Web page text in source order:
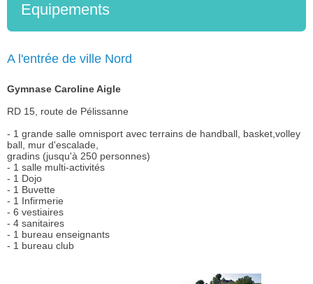
Equipements
A l'entrée de ville Nord
Gymnase Caroline Aigle
RD 15, route de Pélissanne
- 1 grande salle omnisport avec terrains de handball, basket,volley
ball, mur d'escalade,
gradins (jusqu'à 250 personnes)
- 1 salle multi-activités
- 1 Dojo
- 1 Buvette
- 1 Infirmerie
- 6 vestiaires
- 4 sanitaires
- 1 bureau enseignants
- 1 bureau club